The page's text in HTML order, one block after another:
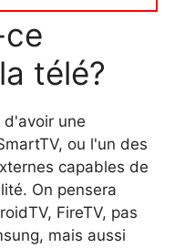
télé?
une
ou l'un des
capables de
On pensera
FireTV, pas
mais aussi